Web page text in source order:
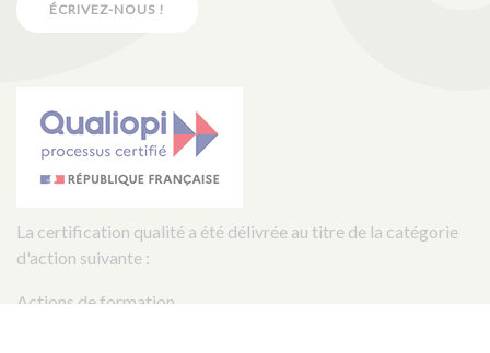
ÉCRIVEZ-NOUS !
La certification qualité a été délivrée au titre de la catégorie
d'action suivante :
Actions de formation